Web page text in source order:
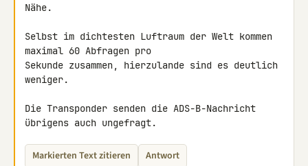
Nähe.
Selbst im dichtesten Luftraum der Welt kommen
maximal 60 Abfragen pro
Sekunde zusammen, hierzulande sind es deutlich
weniger.
Die Transponder senden die ADS-B-Nachricht
übrigens auch ungefragt.
Markierten Text zitieren Antwort